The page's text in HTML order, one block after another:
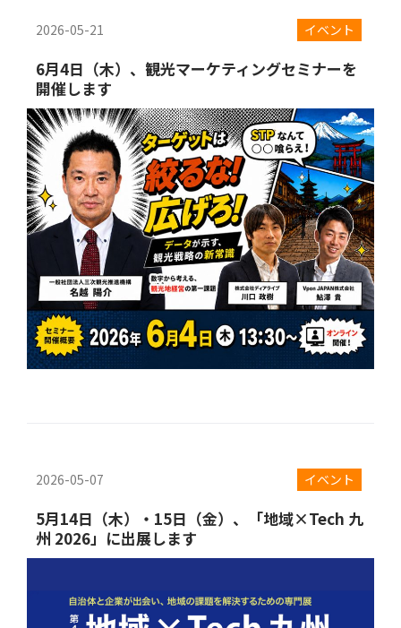
2026-05-21 イベント
6月4日（木）、観光マーケティングセミナーを
開催します
2026-05-07 イベント
5月14日（木）・15日（金）、「地域×Tech 九
州 2026」に出展します